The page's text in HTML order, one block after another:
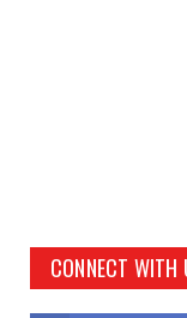
CONNECT WITH